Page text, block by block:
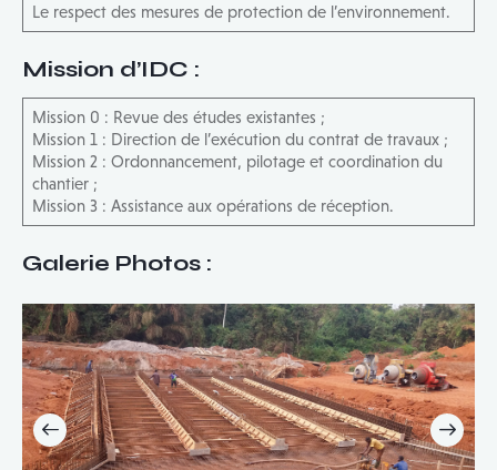
Le respect des mesures de protection de l’environnement.
Mission d’IDC :
Mission 0 : Revue des études existantes ;
Mission 1 : Direction de l’exécution du contrat de travaux ;
Mission 2 : Ordonnancement, pilotage et coordination du
chantier ;
Mission 3 : Assistance aux opérations de réception.
Galerie Photos :